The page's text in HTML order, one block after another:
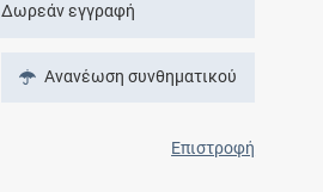
Δωρεάν εγγραφή
Ανανέωση συνθηματικού
Επιστροφή